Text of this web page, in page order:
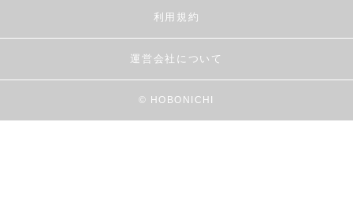
利用規約
運営会社について
© HOBONICHI